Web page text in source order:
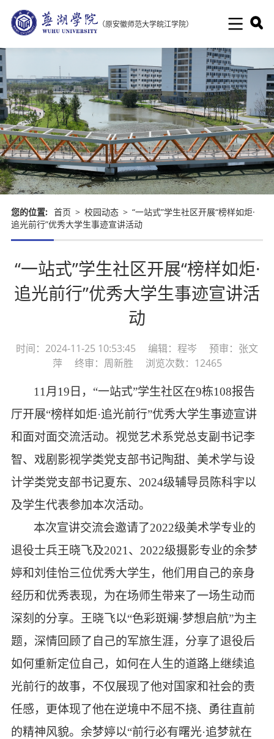
（原安徽师范大学皖江学院）
您的位置: 首页 > 校园动态 > “一站式”学生社区开展“榜样如炬·
追光前行”优秀大学生事迹宣讲活动
“一站式”学生社区开展“榜样如炬·
追光前行”优秀大学生事迹宣讲活
动
时间：2024-11-25 10:53:45 编辑：程岑 预审：张文
萍 终审：周新胜 浏览次数：12465
11 月 19 日， “一站式”学生社区在9栋108报告
厅开展“榜样如炬·追光前行”优秀大学生事迹宣讲
和面对面交流活动。视觉艺术系党总支副书记李
智、戏剧影视学类党支部书记陶甜、美术学与设
计学类党支部书记夏东、 2024级辅导员陈科宇以
及学生代表参加本次活动。
本次宣讲交流会邀请了2022级美术学专业的
退役士兵王晓飞及2021、2022级摄影专业的余梦
婷和刘佳怡三位优秀大学生， 他们用自己的亲身
经历和优秀表现，为在场师生带来了一场生动而
深刻的分享。 王晓飞以“色彩斑斓·梦想启航”为主
题， 深情回顾了自己的军旅生涯，分享了退役后
如何重新定位自己，如何在人生的道路上继续追
光前行的故事， 不仅展现了他对国家和社会的责
任感，更体现了他在逆境中不屈不挠、勇往直前
的精神风貌。 余梦婷以“前行必有曙光·追梦就在